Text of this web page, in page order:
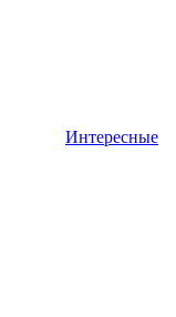
Интересные